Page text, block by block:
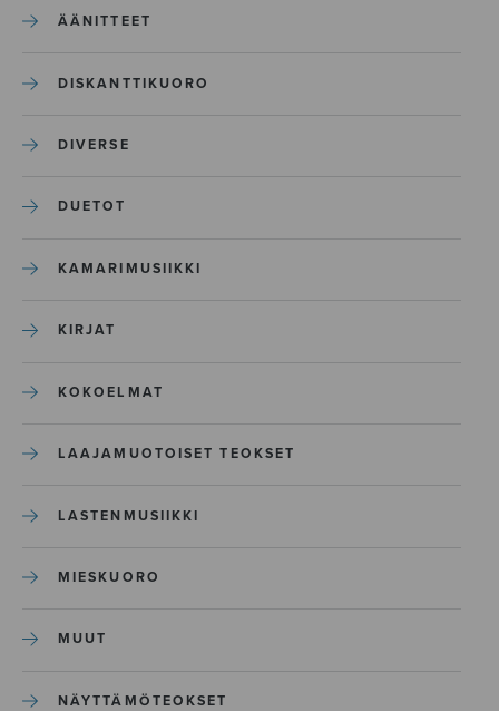
ÄÄNITTEET
DISKANTTIKUORO
DIVERSE
DUETOT
KAMARIMUSIIKKI
KIRJAT
KOKOELMAT
LAAJAMUOTOISET TEOKSET
LASTENMUSIIKKI
MIESKUORO
MUUT
NÄYTTÄMÖTEOKSET